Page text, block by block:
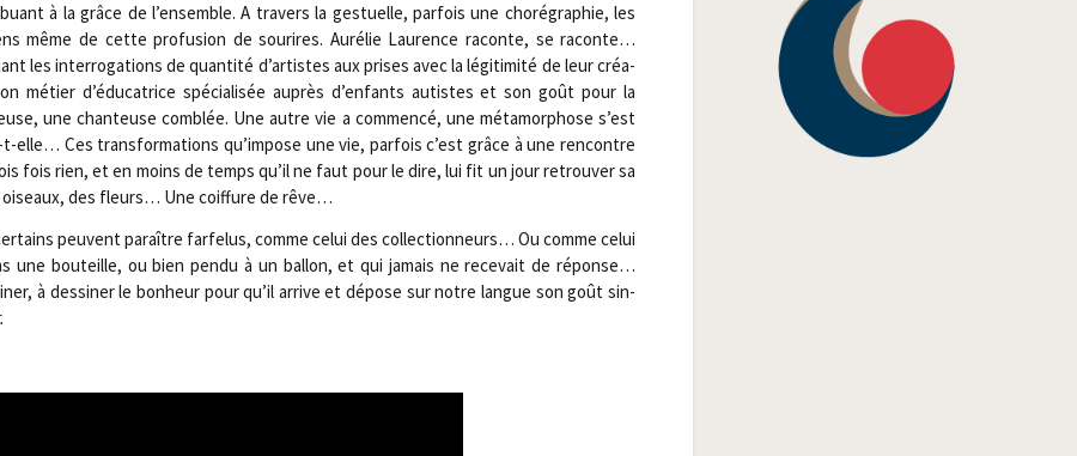
à la grâce de l’ensemble. A tra­vers la ges­tuelle, par­fois une cho­ré­gra­phie, les
même de cette pro­fu­sion de sou­rires. Auré­lie Lau­rence raconte, se raconte…
les inter­ro­ga­tions de quan­ti­té d’artistes aux prises avec la légi­ti­mi­té de leur créa­
métier d’éducatrice spé­cia­li­sée auprès d’enfants autistes et son goût pour la
une chan­teuse com­blée. Une autre vie a com­men­cé, une méta­mor­phose s’est
elle… Ces trans­for­ma­tions qu’impose une vie, par­fois c’est grâce à une ren­contre
fois rien, et en moins de temps qu’il ne faut pour le dire, lui fit un jour retrou­ver sa
des fleurs… Une coif­fure de rêve…
peuvent paraître far­fe­lus, comme celui des col­lec­tion­neurs… Ou comme celui
une bou­teille, ou bien pen­du à un bal­lon, et qui jamais ne rece­vait de réponse…
à des­si­ner le bon­heur pour qu’il arrive et dépose sur notre langue son goût sin­